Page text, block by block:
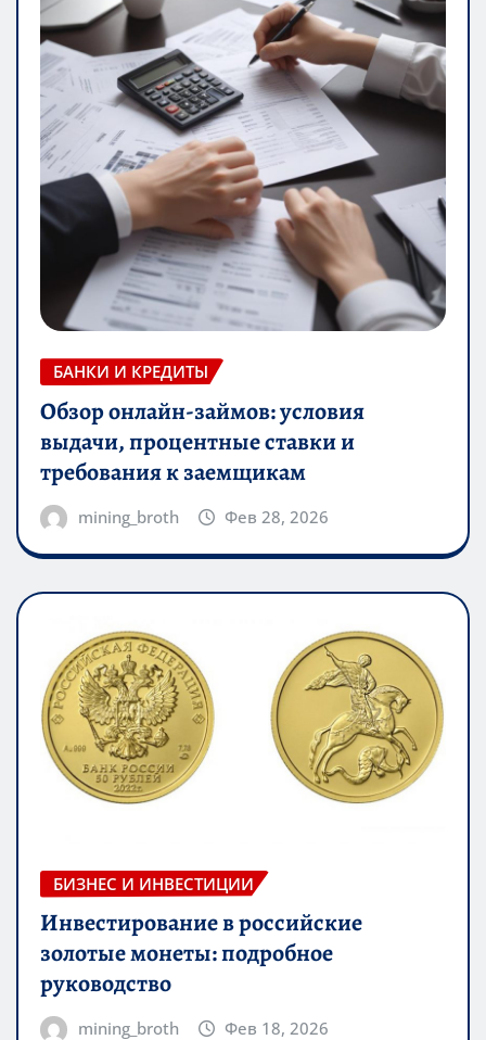
БАНКИ И КРЕДИТЫ
Обзор онлайн-займов: условия
выдачи, процентные ставки и
требования к заемщикам
mining_broth Фев 28, 2026
БИЗНЕС И ИНВЕСТИЦИИ
Инвестирование в российские
золотые монеты: подробное
руководство
mining_broth Фев 18, 2026